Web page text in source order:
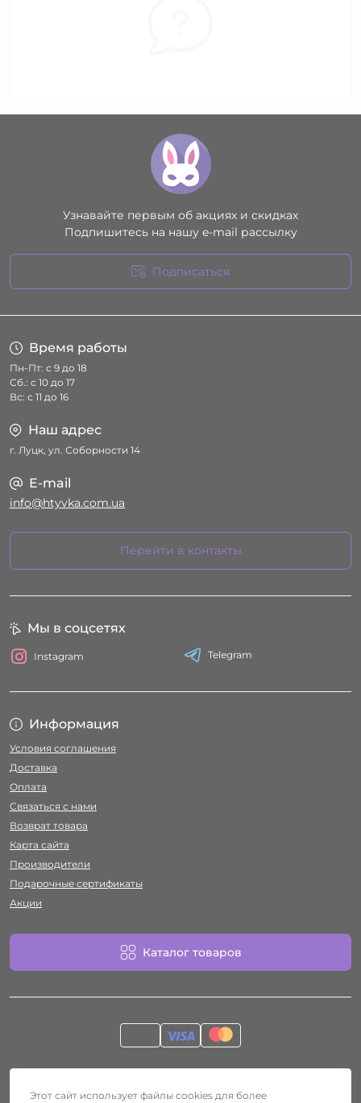
Узнавайте первым об акциях и скидках
Подпишитесь на нашу e-mail рассылку
Подписаться
Время работы
Пн-Пт: с 9 до 18
Сб.: с 10 до 17
Вс: с 11 до 16
Наш адрес
г. Луцк, ул. Соборности 14
E-mail
info@htyvka.com.ua
Перейти в контакты
Информация
Условия соглашения
Доставка
Оплата
Связаться с нами
Возврат товара
Карта сайта
Производители
Подарочные сертификаты
Акции
Каталог товаров
Мы в соцсетях
Instagram Telegram
Секс-шоп Htyvka © 2026
Этот сайт использует файлы cookies для более